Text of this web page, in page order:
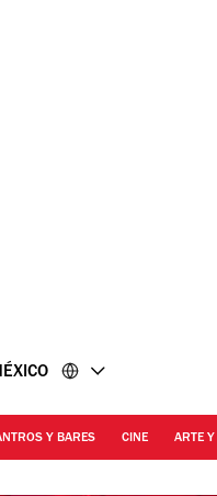
Y BARES CINE ARTE Y